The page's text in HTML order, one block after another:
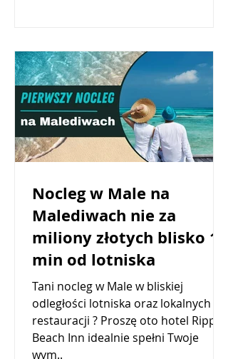
Nocleg w Male na
Malediwach nie za
miliony złotych blisko 15
min od lotniska
Tani nocleg w Male w bliskiej
odległości lotniska oraz lokalnych
restauracji ? Proszę oto hotel Ripple
Beach Inn idealnie spełni Twoje
wym..